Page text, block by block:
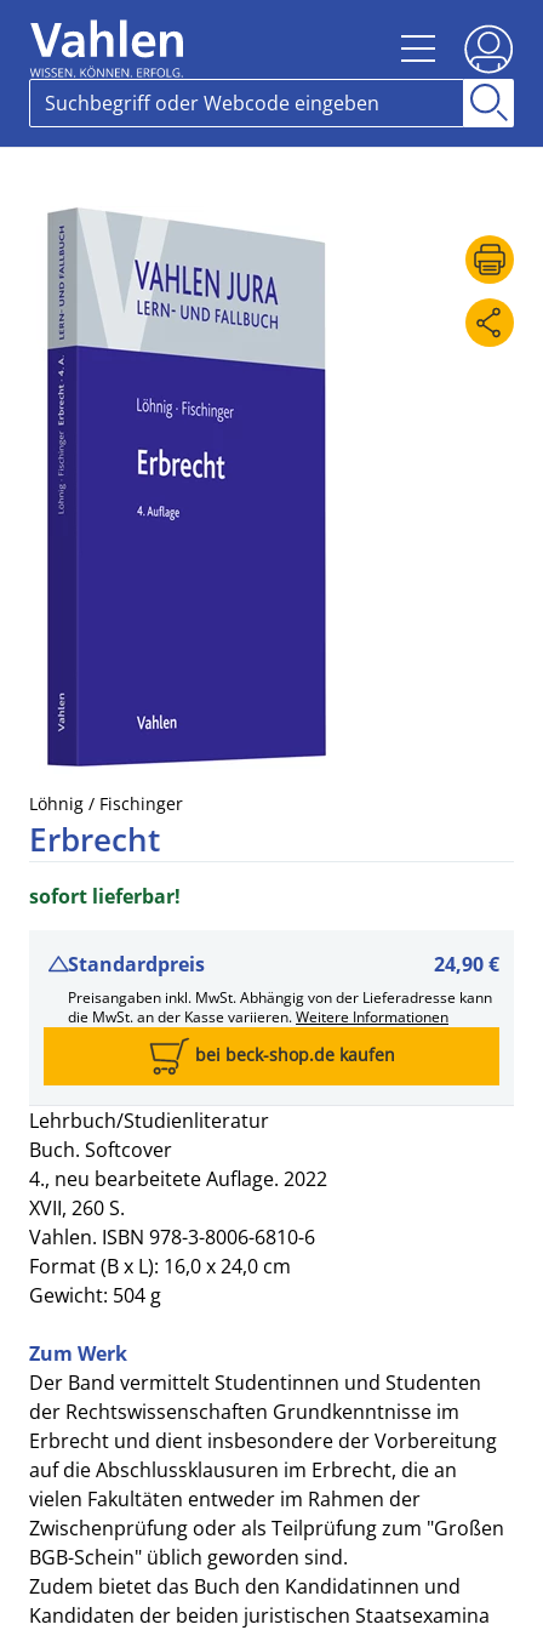
Löhnig / Fischinger
Erbrecht
Lehrbuch/Studienliteratur
Buch. Softcover
4., neu bearbeitete Auflage. 2022
XVII, 260 S.
Vahlen. ISBN 978-3-8006-6810-6
Format (B x L): 16,0 x 24,0 cm
Gewicht: 504 g
Zum Werk
Der Band vermittelt Studentinnen und Studenten
der Rechtswissenschaften Grundkenntnisse im
Erbrecht und dient insbesondere der Vorbereitung
auf die Abschlussklausuren im Erbrecht, die an
vielen Fakultäten entweder im Rahmen der
Zwischenprüfung oder als Teilprüfung zum "Großen
BGB-Schein" üblich geworden sind.
Zudem bietet das Buch den Kandidatinnen und
Kandidaten der beiden juristischen Staatsexamina
sofort lieferbar!
Standardpreis 24,90 €
Preisangaben inkl. MwSt. Abhängig von der Lieferadresse kann
die MwSt. an der Kasse variieren.Weitere Informationen
bei beck-shop.de kaufen